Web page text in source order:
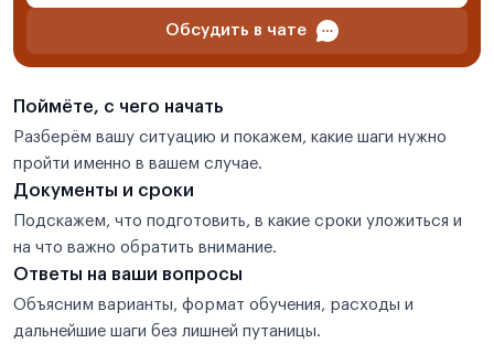
Обсудить в чате
Поймёте, с чего начать
Разберём вашу ситуацию и покажем, какие шаги нужно
пройти именно в вашем случае.
Документы и сроки
Подскажем, что подготовить, в какие сроки уложиться и
на что важно обратить внимание.
Ответы на ваши вопросы
Объясним варианты, формат обучения, расходы и
дальнейшие шаги без лишней путаницы.